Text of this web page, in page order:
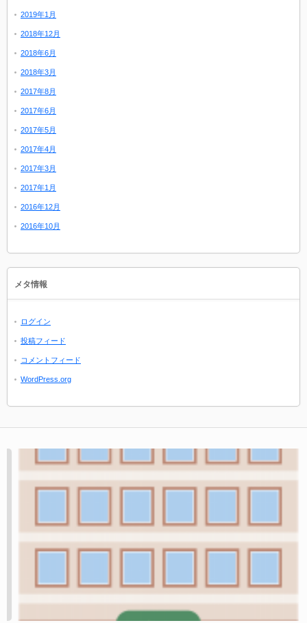
2019年1月
2018年12月
2018年6月
2018年3月
2017年8月
2017年6月
2017年5月
2017年4月
2017年3月
2017年1月
2016年12月
2016年10月
メタ情報
ログイン
投稿フィード
コメントフィード
WordPress.org